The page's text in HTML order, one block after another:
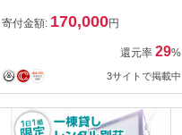
[BFBY006]
寄付金額: 170,000円
還元率 29%
3サイトで掲載中